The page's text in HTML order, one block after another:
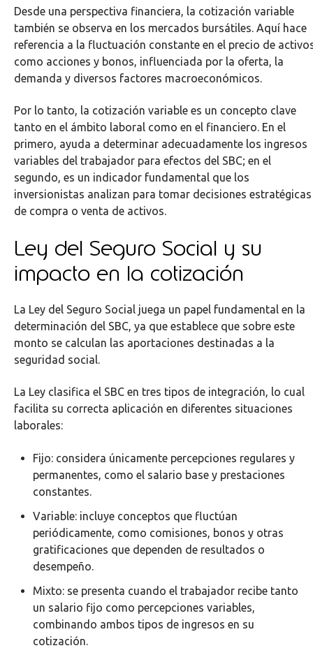
Desde una perspectiva financiera, la cotización variable
también se observa en los mercados bursátiles. Aquí hace
referencia a la fluctuación constante en el precio de
como acciones y bonos, influenciada por la oferta, la
demanda y diversos factores macroeconómicos.
Por lo tanto, la cotización variable es un concepto clave
tanto en el ámbito laboral como en el financiero. En el
primero, ayuda a determinar adecuadamente los ingresos
variables del trabajador para efectos del SBC; en el
segundo, es un indicador fundamental que los
inversionistas analizan para tomar decisiones estratégicas
de compra o venta de activos.
Ley del Seguro Social y su
impacto en la cotización
La Ley del Seguro Social juega un papel fundamental en la
determinación del SBC, ya que establece que sobre este
monto se calculan las aportaciones destinadas a la
seguridad social.
La Ley clasifica el SBC en tres tipos de integración, lo cual
facilita su correcta aplicación en diferentes situaciones
laborales:
Fijo: considera únicamente percepciones regulares y
permanentes, como el salario base y prestaciones
constantes.
Variable: incluye conceptos que fluctúan
periódicamente, como comisiones, bonos y otras
gratificaciones que dependen de resultados o
desempeño.
Mixto: se presenta cuando el trabajador recibe tanto
un salario fijo como percepciones variables,
combinando ambos tipos de ingresos en su
cotización.